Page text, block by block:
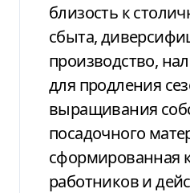
близость к
сбыта,
производство,
для продления
выращивания
посадочного
сформированная
работников и